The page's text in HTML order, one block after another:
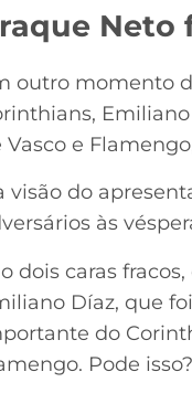
Neto
outro momento
Vasco e
visão do
às
dois caras
Díaz, que
do
Pode